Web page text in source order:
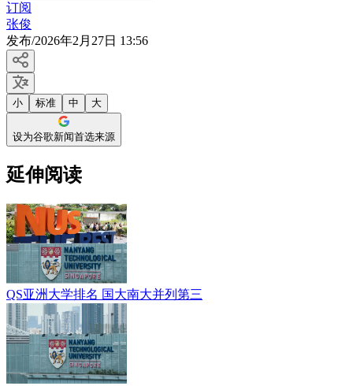
订阅
张俊
发布/2026年2月27日 13:56
小 标准 中 大
设为谷歌新闻首选来源
延伸阅读
QS亚洲大学排名 国大南大并列第三